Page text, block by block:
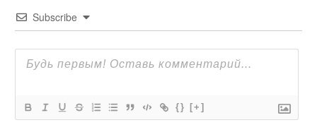
Subscribe
{} [+]